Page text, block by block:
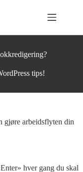
tips!
gjøre arbeidsflyten din
hver gang du skal